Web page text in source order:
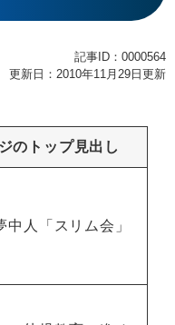
記事ID：0000564
更新日：2010年11月29日更新
のトップ見出し
中人「スリム会」